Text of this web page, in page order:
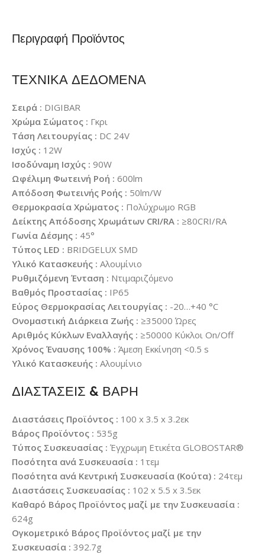
Περιγραφή Προϊόντος
ΤΕΧΝΙΚΑ ΔΕΔΟΜΕΝΑ
Σειρά : DIGIBAR
Χρώμα Σώματος : Γκρι
Τάση Λειτουργίας : DC 24V
Ισχύς : 12W
Ισοδύναμη Ισχύς : 90W
Ωφέλιμη Φωτεινή Ροή : 600lm
Απόδοση Φωτεινής Ροής : 50lm/W
Θερμοκρασία Χρώματος : Πολύχρωμο RGB
Δείκτης Απόδοσης Χρωμάτων CRI/RA : ≥80CRI/RA
Γωνία Δέσμης : 45°
Τύπος LED : BRIDGELUX SMD
Υλικό Κατασκευής : Αλουμίνιο
Ρυθμιζόμενη Ένταση : Ντιμαριζόμενο
Βαθμός Προστασίας : IP65
Εύρος Θερμοκρασίας Λειτουργίας : -20…+40 °C
Ονομαστική Διάρκεια Ζωής : ≥35000 Ώρες
Αριθμός Κύκλων Εναλλαγής : ≥50000 Κύκλοι On/Off
Χρόνος Έναυσης 100% : Άμεση Εκκίνηση <0.5 s
Υλικό Κατασκευής : Αλουμίνιο
ΔΙΑΣΤΑΣΕΙΣ & ΒΑΡΗ
Διαστάσεις Προϊόντος : 100 x 3.5 x 3.2εκ
Βάρος Προϊόντος : 535g
Τύπος Συσκευασίας : Έγχρωμη Ετικέτα GLOBOSTAR®
Ποσότητα ανά Συσκευασία : 1τεμ
Ποσότητα ανά Κεντρική Συσκευασία (Κούτα) : 24τεμ
Διαστάσεις Συσκευασίας : 102 x 5.5 x 3.5εκ
Καθαρό Βάρος Προϊόντος μαζί με την Συσκευασία :
624g
Ογκομετρικό Βάρος Προϊόντος μαζί με την
Συσκευασία : 392.7g